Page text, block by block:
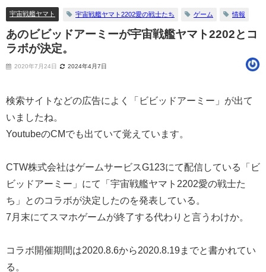
宇宙戦艦ヤマト 宇宙戦艦ヤマト2202愛の戦士たち ゲーム 情報
あのビビッドアーミーが宇宙戦艦ヤマト2202とコ
ラボが決定。
2020年7月24日 2024年4月7日
検索サイトなどの広告によく「ビビッドアーミー」が出て
いましたね。
YoutubeのCMでも出ていて覚えています。
CTW株式会社はゲームサービスG123にて配信している「ビ
ビッドアーミー」にて「宇宙戦艦ヤマト2202愛の戦士た
ち」とのコラボが決定したのを発表している。
7月末にてスマホゲームが終了する代わりと言うわけか。
コラボ開催期間は2020.8.6から2020.8.19までと書かれてい
る。